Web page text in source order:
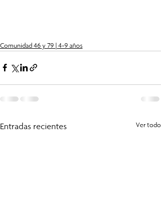
Comunidad 46 y 79 | 4-9 años
Entradas recientes Ver todo